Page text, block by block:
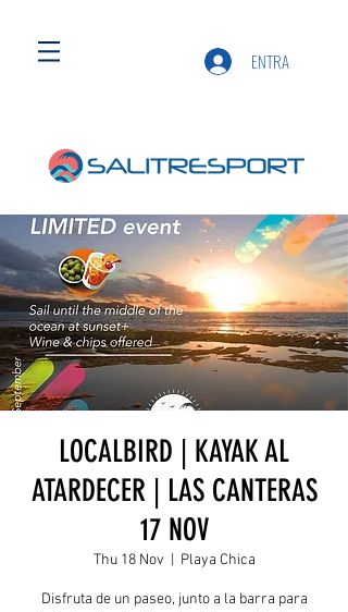
ENTRA
LOCALBIRD | KAYAK AL
ATARDECER | LAS CANTERAS
17 NOV
Thu 18 Nov Playa Chica
Disfruta de un paseo, junto a la barra para